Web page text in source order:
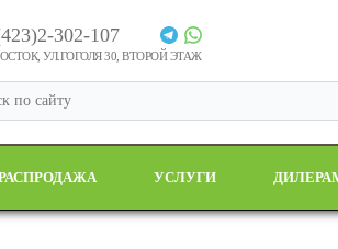
302-107
УЛ.ГОГОЛЯ 30, ВТОРОЙ ЭТАЖ
УСЛУГИ